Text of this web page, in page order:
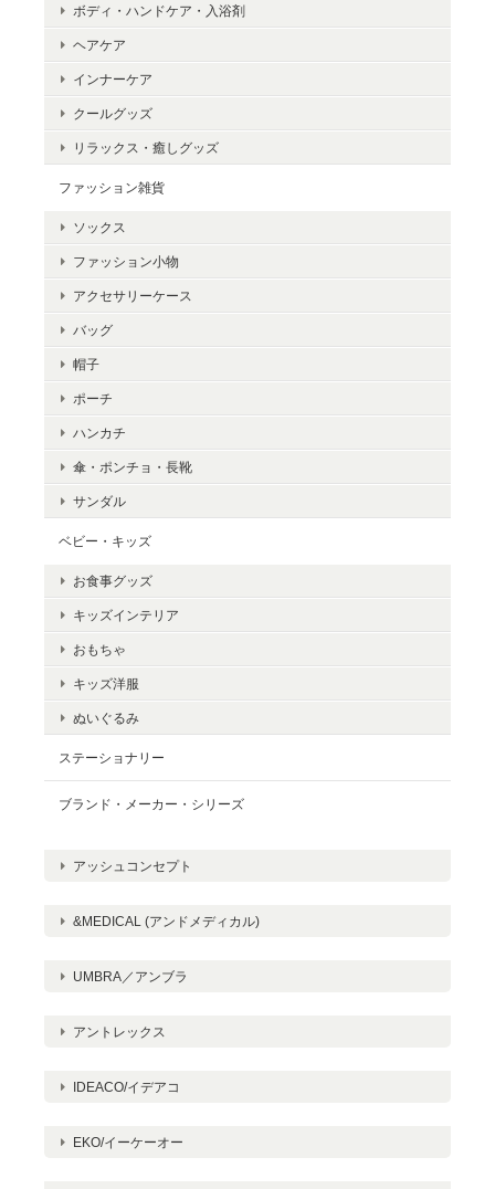
ボディ・ハンドケア・入浴剤
ヘアケア
インナーケア
クールグッズ
リラックス・癒しグッズ
ファッション雑貨
ソックス
ファッション小物
アクセサリーケース
バッグ
帽子
ポーチ
ハンカチ
傘・ポンチョ・長靴
サンダル
ベビー・キッズ
お食事グッズ
キッズインテリア
おもちゃ
キッズ洋服
ぬいぐるみ
ステーショナリー
ブランド・メーカー・シリーズ
アッシュコンセプト
&MEDICAL (アンドメディカル)
UMBRA／アンブラ
アントレックス
IDEACO/イデアコ
EKO/イーケーオー